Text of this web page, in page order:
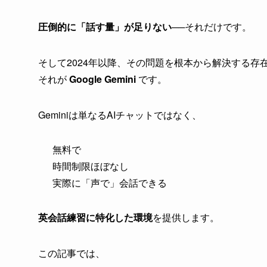
圧倒的に「話す量」が足りない──それだけです。
そして2024年以降、その問題を根本から解決する存
それがGoogle Gemini です。
Geminiは単なるAIチャットではなく、
無料で
時間制限ほぼなし
実際に「声で」会話できる
英会話練習に特化した環境を提供します。
この記事では、